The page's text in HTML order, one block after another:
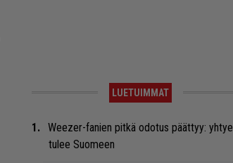
LUETUIMMAT
Weezer-fanien pitkä odotus päättyy: yhtye
tulee Suomeen